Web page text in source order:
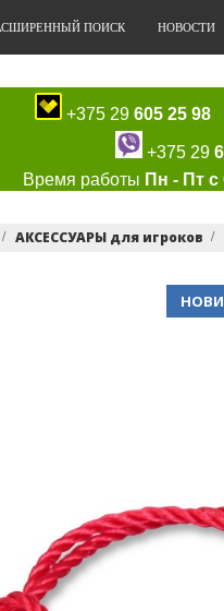
ПОИСК НОВОСТИ
+375 29 605 25 98
+375 29
Время работы Пн - Пт с
АКСЕССУАРЫ для игроков